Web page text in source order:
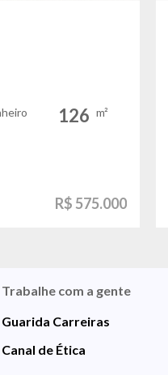
126 m²
R$ 575.000
Trabalhe com a gente
Guarida Carreiras
Canal de Ética